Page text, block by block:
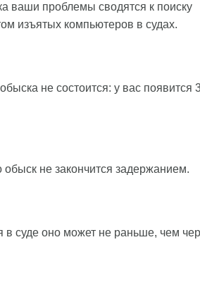
ваши проблемы сводятся к поиску
изъятых компьютеров в судах.
не состоится: у вас появится
не закончится задержанием.
в суде оно может не раньше, чем